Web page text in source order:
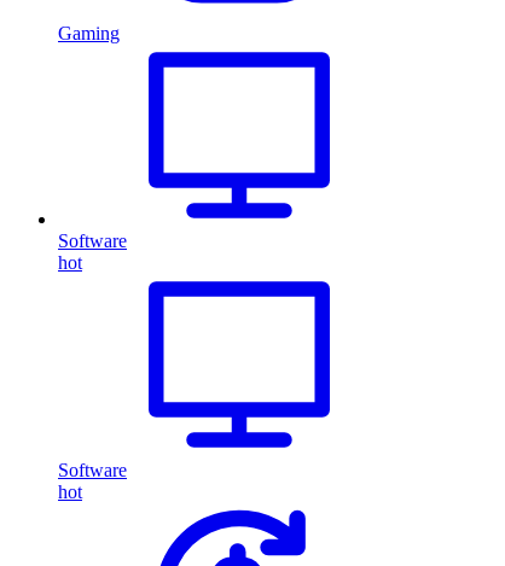
Gaming
Software
hot
Software
hot